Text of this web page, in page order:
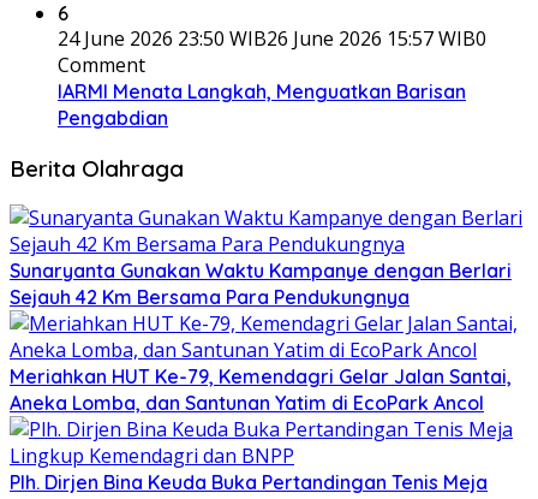
6
24 June 2026 23:50 WIB26 June 2026 15:57 WIB0
Comment
IARMI Menata Langkah, Menguatkan Barisan
Pengabdian
Berita Olahraga
Sunaryanta Gunakan Waktu Kampanye dengan Berlari
Sejauh 42 Km Bersama Para Pendukungnya
Meriahkan HUT Ke-79, Kemendagri Gelar Jalan Santai,
Aneka Lomba, dan Santunan Yatim di EcoPark Ancol
Plh. Dirjen Bina Keuda Buka Pertandingan Tenis Meja